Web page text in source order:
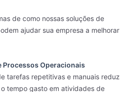
de como nossas soluções de
ajudar sua empresa a melhorar
Processos Operacionais
tarefas repetitivas e manuais reduz
tempo gasto em atividades de